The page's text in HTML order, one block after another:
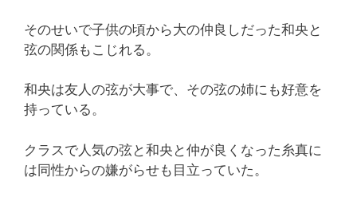
そのせいで子供の頃から大の仲良しだった和央と
弦の関係もこじれる。
和央は友人の弦が大事で、その弦の姉にも好意を
持っている。
クラスで人気の弦と和央と仲が良くなった糸真に
は同性からの嫌がらせも目立っていた。